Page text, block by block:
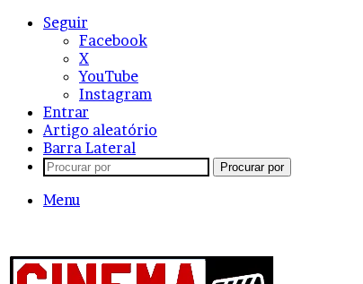
Seguir
Facebook
X
YouTube
Instagram
Entrar
Artigo aleatório
Barra Lateral
Procurar por
Menu